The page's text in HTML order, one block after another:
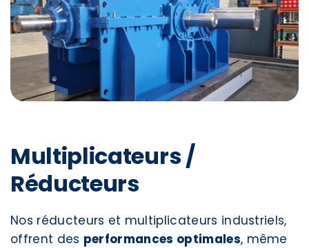
Multiplicateurs /
Réducteurs
Nos réducteurs et multiplicateurs industriels,
offrent des performances optimales, même